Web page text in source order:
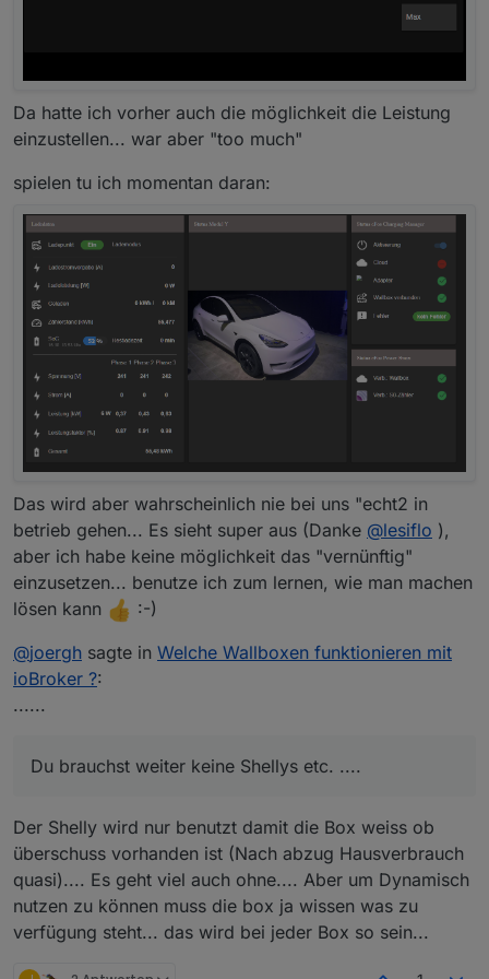
Im Moment läuft es nicht, da zeigt er im manu
Da hatte ich vorher auch die möglichkeit die Leistung
einzustellen... war aber "too much"
spielen tu ich momentan daran:
Das wird aber wahrscheinlich nie bei uns "echt2 in
betrieb gehen... Es sieht super aus (Danke @lesiflo ),
aber ich habe keine möglichkeit das "vernünftig"
einzusetzen... benutze ich zum lernen, wie man machen
lösen kann
:-)
@joergh sagte in Welche Wallboxen funktionieren mit
ioBroker ?:
......
Du brauchst weiter keine Shellys etc. ....
Der Shelly wird nur benutzt damit die Box weiss ob
überschuss vorhanden ist (Nach abzug Hausverbrauch
quasi).... Es geht viel auch ohne.... Aber um Dynamisch
nutzen zu können muss die box ja wissen was zu
verfügung steht... das wird bei jeder Box so sein...